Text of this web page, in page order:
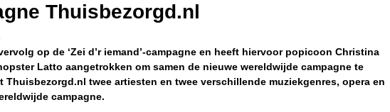
Thuisbezorgd.nl
op de ‘Zei d’r iemand’-campagne en heeft hiervoor popicoon Christina
Latto aangetrokken om samen de nieuwe wereldwijde campagne te
Thuisbezorgd.nl twee artiesten en twee verschillende muziekgenres, opera en
campagne.